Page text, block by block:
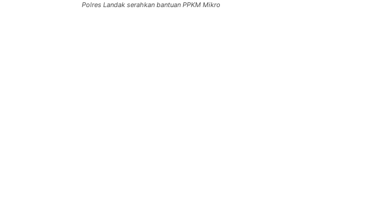
Polres Landak serahkan bantuan PPKM Mikro